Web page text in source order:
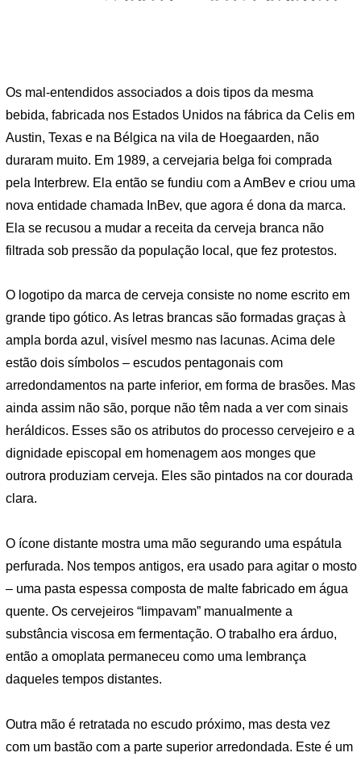
Os mal-entendidos associados a dois tipos da mesma
bebida, fabricada nos Estados Unidos na fábrica da Celis em
Austin, Texas e na Bélgica na vila de Hoegaarden, não
duraram muito. Em 1989, a cervejaria belga foi comprada
pela Interbrew. Ela então se fundiu com a AmBev e criou uma
nova entidade chamada InBev, que agora é dona da marca.
Ela se recusou a mudar a receita da cerveja branca não
filtrada sob pressão da população local, que fez protestos.
O logotipo da marca de cerveja consiste no nome escrito em
grande tipo gótico. As letras brancas são formadas graças à
ampla borda azul, visível mesmo nas lacunas. Acima dele
estão dois símbolos – escudos pentagonais com
arredondamentos na parte inferior, em forma de brasões. Mas
ainda assim não são, porque não têm nada a ver com sinais
heráldicos. Esses são os atributos do processo cervejeiro e a
dignidade episcopal em homenagem aos monges que
outrora produziam cerveja. Eles são pintados na cor dourada
clara.
O ícone distante mostra uma mão segurando uma espátula
perfurada. Nos tempos antigos, era usado para agitar o mosto
– uma pasta espessa composta de malte fabricado em água
quente. Os cervejeiros “limpavam” manualmente a
substância viscosa em fermentação. O trabalho era árduo,
então a omoplata permaneceu como uma lembrança
daqueles tempos distantes.
Outra mão é retratada no escudo próximo, mas desta vez
com um bastão com a parte superior arredondada. Este é um